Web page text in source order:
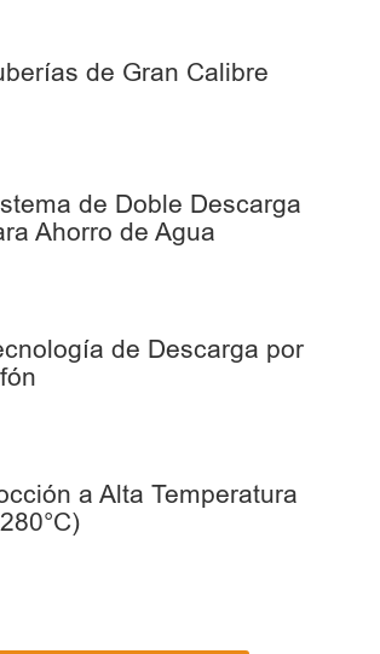
de Gran Calibre
de Doble Descarga
Ahorro de Agua
de Descarga por
a Alta Temperatura